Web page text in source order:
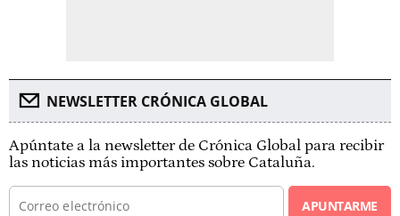
NEWSLETTER CRÓNICA GLOBAL
Apúntate a la newsletter de Crónica Global para recibir
las noticias más importantes sobre Cataluña.
APUNTARME